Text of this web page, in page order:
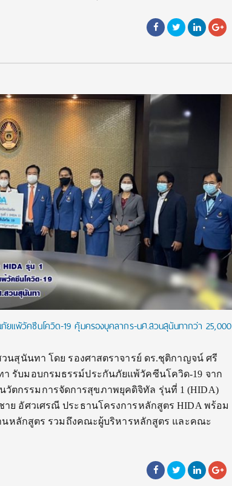
แพ้วัคซีนโควิด-19 คุ้มครองบุคลากร-นศ.สวนสุนันทากว่า 25,000
นสุนันทา โดย รองศาสตราจารย์ ดร.ชุติกาญจน์ ศรี
รับมอบกรมธรรม์ประกันภัยแพ้วัคซีนโควิด-19 จาก
กรรมการจัดการสุขภาพยุคดิจิทัล รุ่นที่ 1 (HIDA)
ย อัศวเศรณี ประธานโครงการหลักสูตร HIDA พร้อม
หลักสูตร รวมถึงคณะผู้บริหารหลักสูตร และคณะ